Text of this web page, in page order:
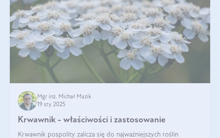
Mgr inż. Michał Mazik
19 sty 2025
Krwawnik - właściwości i zastosowanie
Krwawnik pospolity zalicza się do najważniejszych roślin